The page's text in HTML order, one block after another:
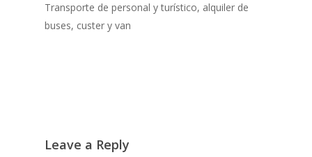
Transporte de personal y turístico, alquiler de
buses, custer y van
Leave a Reply